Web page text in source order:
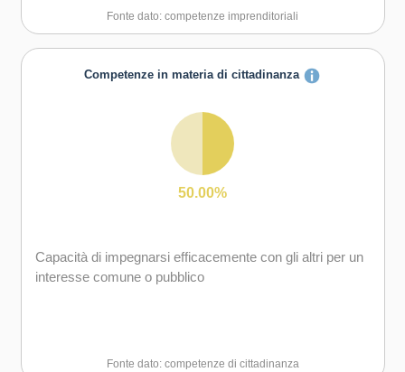
gruppo sia in maniera autonoma
Capacità di comunicare e negoziare efficacemente con
Capacità di essere proattivi e lungimiranti
Capacità di coraggio e perseveranza nel raggiungimento
provare empatia
Fonte dato: competenze imprenditoriali
Competenze in materia di cittadinanza
50.00%
Capacità di impegnarsi efficacemente con gli altri per un
interesse comune o pubblico
Fonte dato: competenze di cittadinanza